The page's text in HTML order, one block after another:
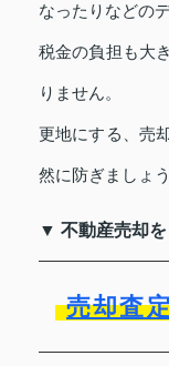
なったりなどの
税金の負担も大
りません。
更地にする、売
然に防ぎましょう
▼ 不動産売却
売却査